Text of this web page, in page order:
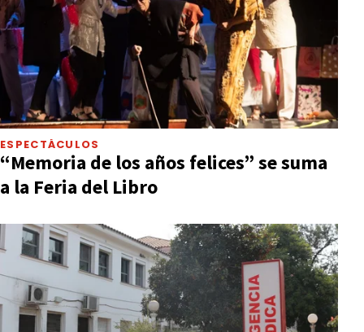
ESPECTÁCULOS
“Memoria de los años felices” se suma
a la Feria del Libro